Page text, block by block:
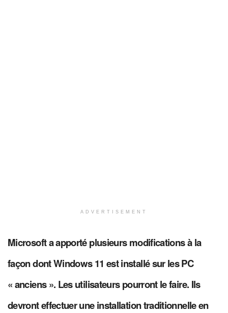
ADVERTISEMENT
Microsoft a apporté plusieurs modifications à la
façon dont Windows 11 est installé sur les PC
« anciens ». Les utilisateurs pourront le faire. Ils
devront effectuer une installation traditionnelle en